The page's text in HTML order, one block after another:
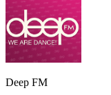
Deep FM